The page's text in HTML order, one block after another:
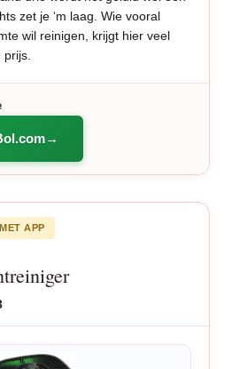
zet je ‘m laag. Wie vooral
wil reinigen, krijgt hier veel
APP